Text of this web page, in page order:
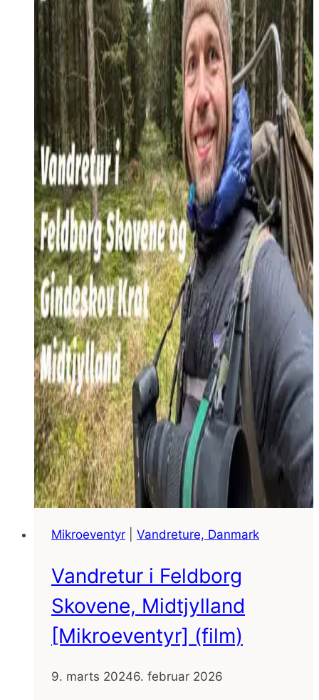
Mikroeventyr Vandreture, Danmark
Vandretur i Feldborg
Skovene, Midtjylland
[Mikroeventyr] (film)
9. marts 20246. februar 2026